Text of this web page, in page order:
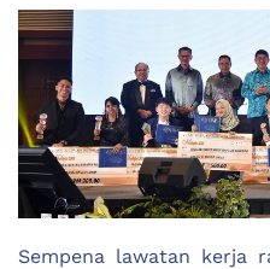
Sempena lawatan kerja